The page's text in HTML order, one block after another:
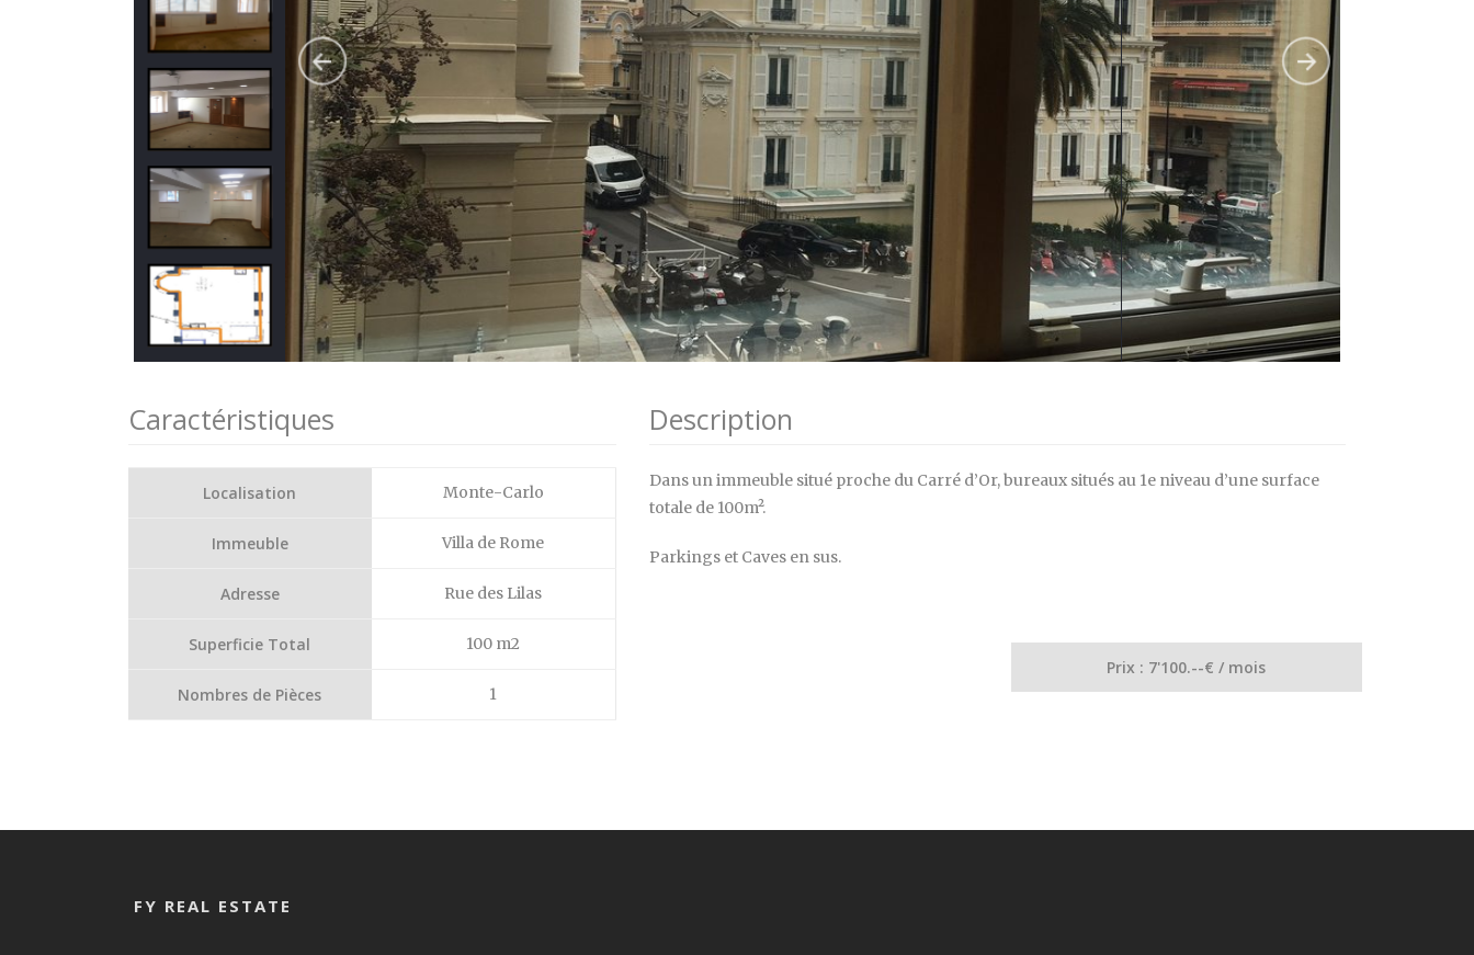
Caractéristiques
Localisation Monte-Carlo
Immeuble Villa de Rome
Adresse Rue des Lilas
Superficie Total 100 m2
Nombres de Pièces 1
Description
Dans un immeuble situé proche du Carré d’Or, bureaux situés au 1e niveau d’une surface
totale de 100m².
Parkings et Caves en sus.
Prix : 7'100.--€ / mois
FY REAL ESTATE